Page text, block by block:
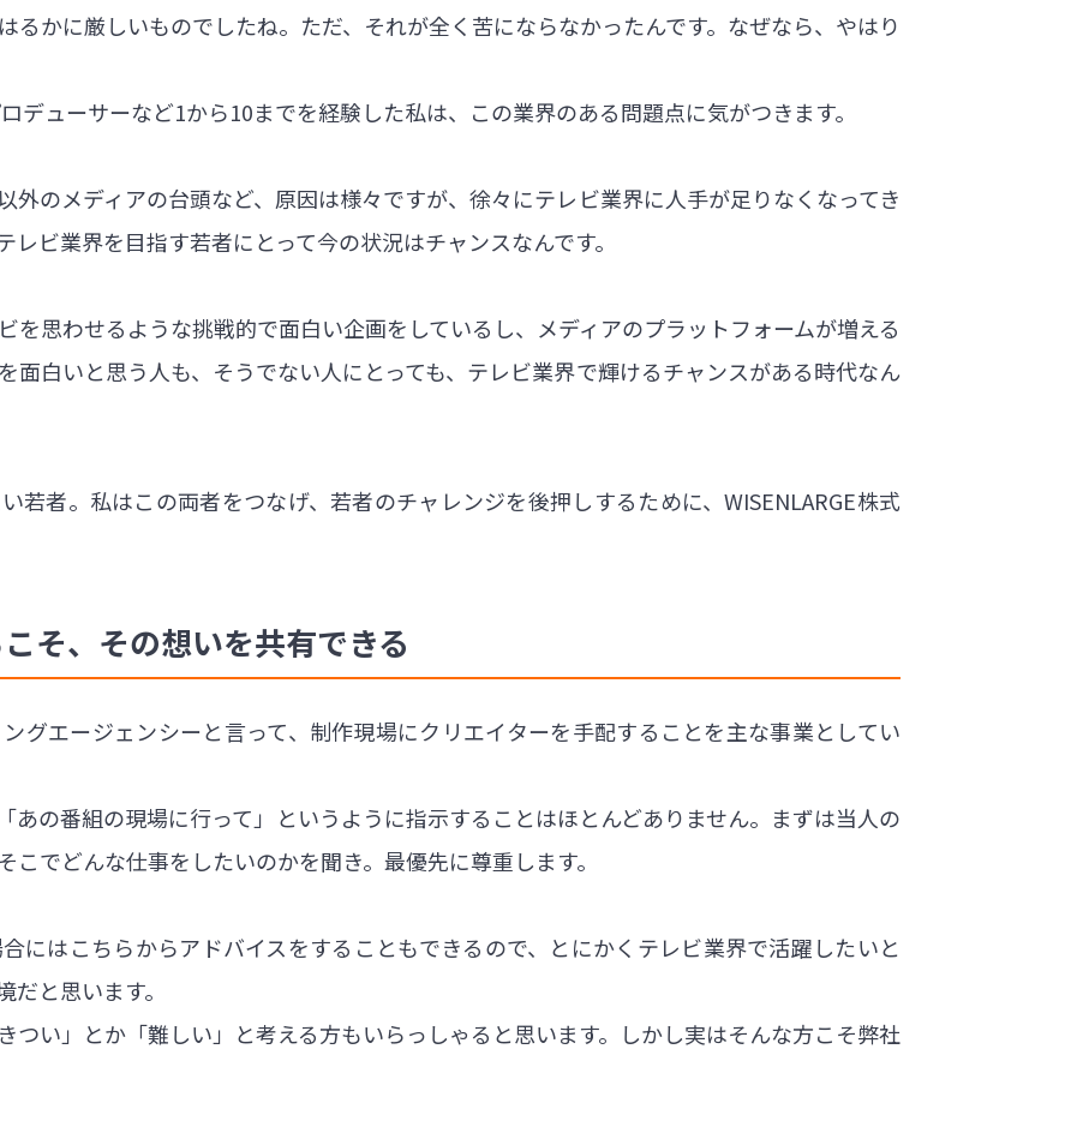
るかに厳しいものでしたね。ただ、それが全く苦にならなかったんです。なぜなら、やはり
デューサーなど1から10までを経験した私は、この業界のある問題点に気がつきます。
外のメディアの台頭など、原因は様々ですが、徐々にテレビ業界に人手が足りなくなってき
ビ業界を目指す若者にとって今の状況はチャンスなんです。
を思わせるような挑戦的で面白い企画をしているし、メディアのプラットフォームが増える
面白いと思う人も、そうでない人にとっても、テレビ業界で輝けるチャンスがある時代なん
若者。私はこの両者をつなげ、若者のチャレンジを後押しするために、WISENLARGE株式
そ、その想いを共有できる
グエージェンシーと言って、制作現場にクリエイターを手配することを主な事業としてい
あの番組の現場に行って」というように指示することはほとんどありません。まずは当人の
でどんな仕事をしたいのかを聞き。最優先に尊重します。
にはこちらからアドバイスをすることもできるので、とにかくテレビ業界で活躍したいと
と思います。
つい」とか「難しい」と考える方もいらっしゃると思います。しかし実はそんな方こそ弊社